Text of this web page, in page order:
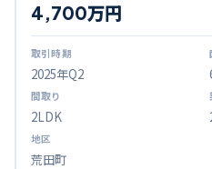
2025年Q2
4,700万円
2LDK
荒田町